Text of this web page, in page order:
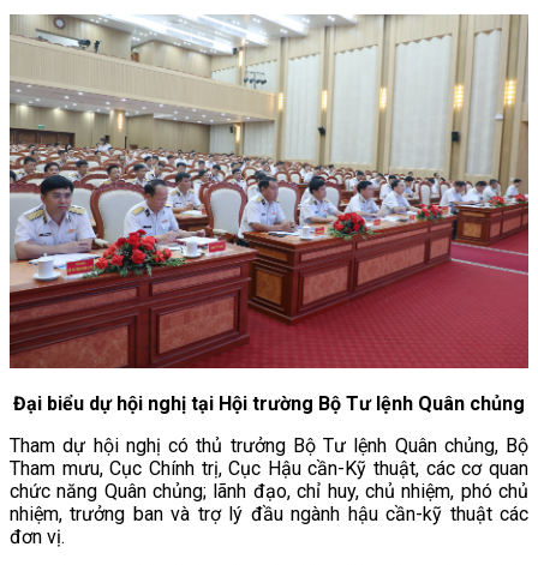
Đại biểu dự hội nghị tại Hội trường Bộ Tư lệnh Quân chủng
Tham dự hội nghị có thủ trưởng Bộ Tư lệnh Quân chủng, Bộ
Tham mưu, Cục Chính trị, Cục Hậu cần-Kỹ thuật, các cơ quan
chức năng Quân chủng; lãnh đạo, chỉ huy, chủ nhiệm, phó chủ
nhiệm, trưởng ban và trợ lý đầu ngành hậu cần-kỹ thuật các
đơn vị.